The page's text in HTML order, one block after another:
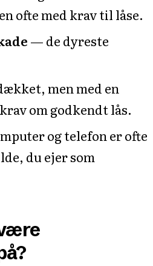
ofte med krav til låse.
— de dyreste
men med en
om godkendt lås.
og telefon er ofte
du ejer som